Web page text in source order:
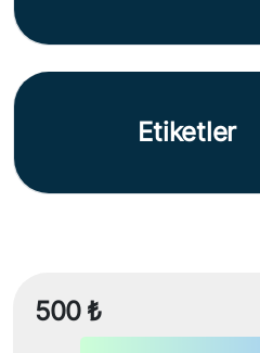
Etiketler
500 ₺